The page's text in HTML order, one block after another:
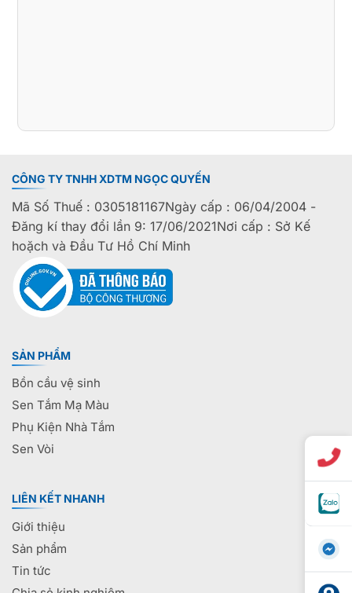
CÔNG TY TNHH XDTM NGỌC QUYẾN
Mã Số Thuế : 0305181167Ngày cấp : 06/04/2004 -
Đăng kí thay đổi lần 9: 17/06/2021Nơi cấp : Sở Kế
hoặch và Đầu Tư Hồ Chí Minh
SẢN PHẨM
Bồn cầu vệ sinh
Sen Tắm Mạ Màu
Phụ Kiện Nhà Tắm
Sen Vòi
LIÊN KẾT NHANH
Giới thiệu
Sản phẩm
Tin tức